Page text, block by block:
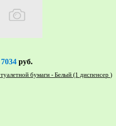
7034руб.
6946 Aquarius™ Диспенсер для туалетной бумаги - Белый (1 диспенсер )